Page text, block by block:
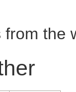
from the